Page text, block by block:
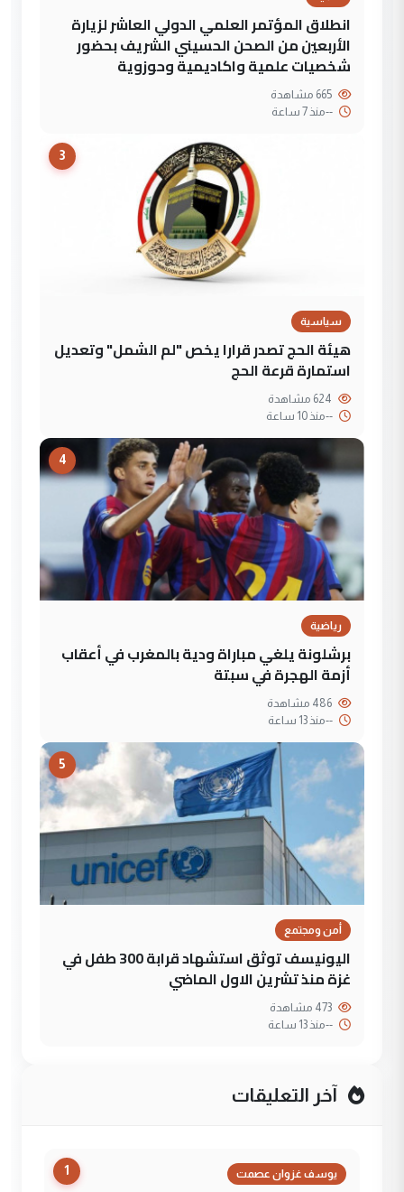
انطلاق المؤتمر العلمي الدولي العاشر لزيارة
الأربعين من الصحن الحسيني الشريف بحضور
شخصيات علمية واكاديمية وحوزوية
--منذ 7 ساعة
3
سياسية
هيئة الحج تصدر قرارا يخص "لم الشمل" وتعديل
استمارة قرعة الحج
--منذ 10 ساعة
4
رياضية
برشلونة يلغي مباراة ودية بالمغرب في أعقاب
أزمة الهجرة في سبتة
--منذ 13 ساعة
5
أمن ومجتمع
اليونيسف توثق استشهاد قرابة 300 طفل في
غزة منذ تشرين الاول الماضي
--منذ 13 ساعة
آخر التعليقات
1 يوسف غزوان عصمت